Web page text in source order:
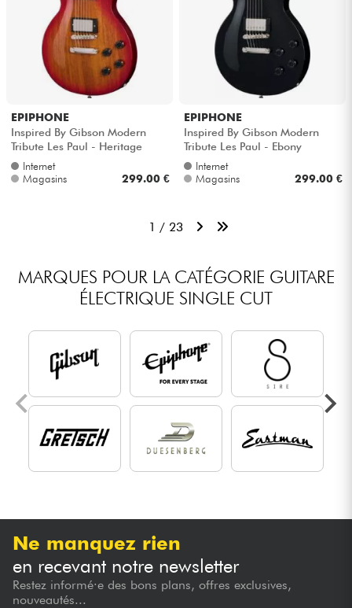
EPIPHONE
Inspired By Gibson Modern
Tribute Les Paul - Heritage
cherry sunburst
Internet
Magasins
299.00 €
EPIPHONE
Inspired By Gibson Modern
Tribute Les Paul - Ebony
Internet
Magasins
299.00 €
1 / 23
MARQUES POUR LA CATÉGORIE GUITARE
ÉLECTRIQUE SINGLE CUT
Ne manquez rien
en recevant notre newsletter
Restez informé·e des bons plans, offres exclusives,
nouveautés...